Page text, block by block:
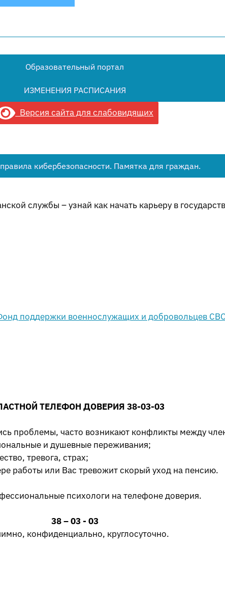
Образовательный портал
ИЗМЕНЕНИЯ РАСПИСАНИЯ
Версия сайта для слабовидящих
кибербезопасности. Памятка для граждан.
службы – узнай как начать карьеру в
ТЕЛЕФОН ДОВЕРИЯ 38-03-03
проблемы, часто возникают конфликты между
и душевные переживания;
тревога, страх;
работы или Вас тревожит скорый уход на пенсию.
психологи на телефоне доверия.
38 – 03 - 03
конфиденциально, круглосуточно.